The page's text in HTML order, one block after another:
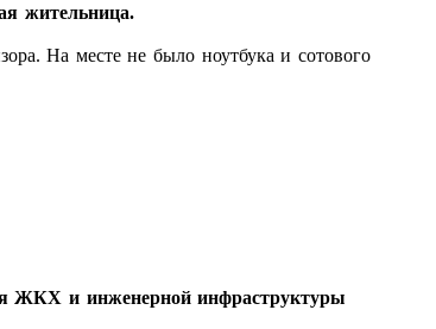
жительница.
На месте не было ноутбука и сотового
ЖКХ и инженерной инфраструктуры